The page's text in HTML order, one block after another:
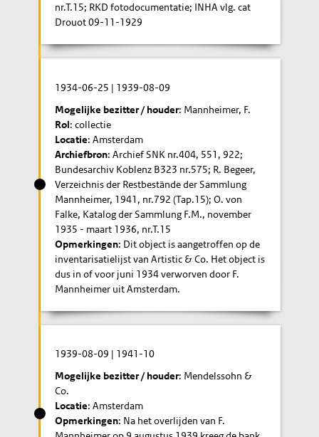
nr.T.15; RKD fotodocumentatie; INHA vlg. cat
Drouot 09-11-1929
1934-06-25 | 1939-08-09
Mogelijke bezitter / houder: Mannheimer, F.
Rol: collectie
Locatie: Amsterdam
Archiefbron: Archief SNK nr.404, 551, 922;
Bundesarchiv Koblenz B323 nr.575; R. Begeer,
Verzeichnis der Restbestände der Sammlung
Mannheimer, 1941, nr.792 (Tap.15); O. von
Falke, Katalog der Sammlung F.M., november
1935 - maart 1936, nr.T.15
Opmerkingen: Dit object is aangetroffen op de
inventarisatielijst van Artistic & Co. Het object is
dus in of voor juni 1934 verworven door F.
Mannheimer uit Amsterdam.
1939-08-09 | 1941-10
Mogelijke bezitter / houder: Mendelssohn &
Co.
Locatie: Amsterdam
Opmerkingen: Na het overlijden van F.